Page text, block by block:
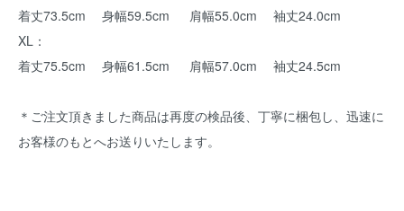
着丈73.5cm 身幅59.5cm 肩幅55.0cm 袖丈24.0cm
XL：
着丈75.5cm 身幅61.5cm 肩幅57.0cm 袖丈24.5cm
＊ご注文頂きました商品は再度の検品後、丁寧に梱包し、迅速に
お客様のもとへお送りいたします。